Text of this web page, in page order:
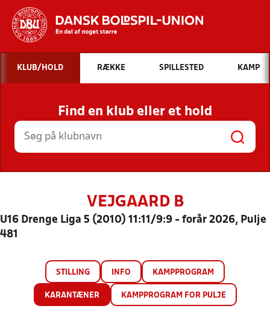
Hvad vil du søge efter?
INDHOLD OG NYHEDER
STILLINGER, RESULTATER, KLUBBER OG
HOLD
KLUB/HOLD RÆKKE SPILLESTED KAMP
Find en klub eller et hold
VEJGAARD B
U16 Drenge Liga 5 (2010) 11:11/9:9 - forår 2026, Pulje
481
STILLING INFO KAMPPROGRAM
KARANTÆNER KAMPPROGRAM FOR PULJE